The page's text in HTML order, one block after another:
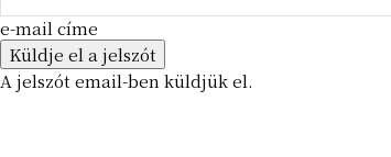
e-mail címe
A jelszót email-ben küldjük el.